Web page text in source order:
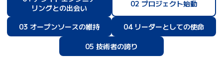
リングとの出会い
02 プロジェクト始動
03 オープンソースの維持
04 リーダーとしての使命
05 技術者の誇り